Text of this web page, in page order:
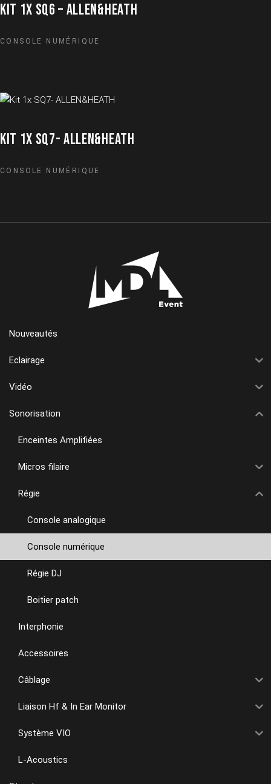
KIT 1X SQ6 – ALLEN&HEATH
CONSOLE NUMÉRIQUE
KIT 1X SQ7- ALLEN&HEATH
CONSOLE NUMÉRIQUE
Nouveautés
Eclairage
Vidéo
Sonorisation
Enceintes Amplifiées
Micros filaire
Régie
Console analogique
Console numérique
Régie DJ
Boitier patch
Interphonie
Accessoires
Câblage
Liaison Hf & In Ear Monitor
Système VIO
L-Acoustics